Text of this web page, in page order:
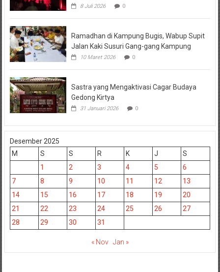
8 Juli 2026 0
Ramadhan di Kampung Bugis, Wabup Supit
Jalan Kaki Susuri Gang-gang Kampung
10 Maret 2026 0
Sastra yang Mengaktivasi Cagar Budaya
Gedong Kirtya
31 Januari 2026 0
Desember 2025
M
S S R K J
S
1
2 3 4 5
6
7
8 9 10 11 12
13
14
15 16 17 18 19
20
21
22 23 24 25 26
27
28
29 30 31
« Nov Jan »